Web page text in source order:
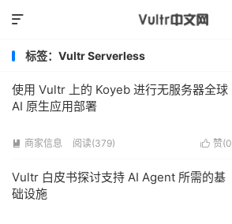

标签：Vultr Serverless
使用 Vultr 上的 Koyeb 进行无服务器全球
AI 原生应用部署
 商家信息 阅读(379)  赞(0
Vultr 白皮书探讨支持 AI Agent 所需的基
础设施